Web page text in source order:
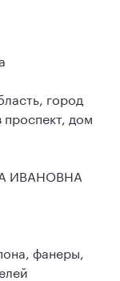
город
дом
ИВАНОВНА
фанеры,